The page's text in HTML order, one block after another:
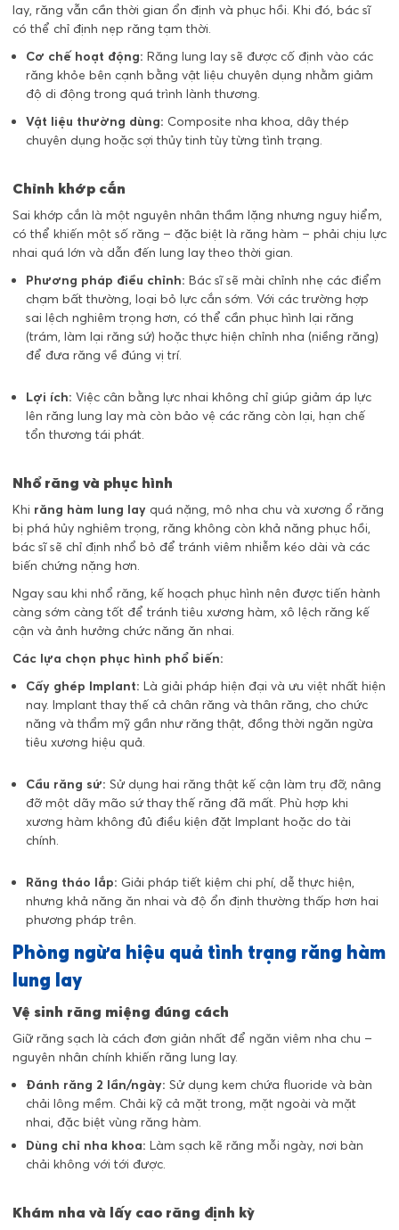
lay, răng vẫn cần thời gian ổn định và phục hồi. Khi đó, bác sĩ
có thể chỉ định nẹp răng tạm thời.
Cơ chế hoạt động: Răng lung lay sẽ được cố định vào các
răng khỏe bên cạnh bằng vật liệu chuyên dụng nhằm giảm
độ di động trong quá trình lành thương.
Vật liệu thường dùng: Composite nha khoa, dây thép
chuyên dụng hoặc sợi thủy tinh tùy từng tình trạng.
Chỉnh khớp cắn
Sai khớp cắn là một nguyên nhân thầm lặng nhưng nguy hiểm,
có thể khiến một số răng – đặc biệt là răng hàm – phải chịu lực
nhai quá lớn và dẫn đến lung lay theo thời gian.
Phương pháp điều chỉnh: Bác sĩ sẽ mài chỉnh nhẹ các điểm
chạm bất thường, loại bỏ lực cắn sớm. Với các trường hợp
sai lệch nghiêm trọng hơn, có thể cần phục hình lại răng
(trám, làm lại răng sứ) hoặc thực hiện chỉnh nha (niềng răng)
để đưa răng về đúng vị trí.
Lợi ích: Việc cân bằng lực nhai không chỉ giúp giảm áp lực
lên răng lung lay mà còn bảo vệ các răng còn lại, hạn chế
tổn thương tái phát.
Nhổ răng và phục hình
Khi răng hàm lung lay quá nặng, mô nha chu và xương ổ răng
bị phá hủy nghiêm trọng, răng không còn khả năng phục hồi,
bác sĩ sẽ chỉ định nhổ bỏ để tránh viêm nhiễm kéo dài và các
biến chứng nặng hơn.
Ngay sau khi nhổ răng, kế hoạch phục hình nên được tiến hành
càng sớm càng tốt để tránh tiêu xương hàm, xô lệch răng kế
cận và ảnh hưởng chức năng ăn nhai.
Các lựa chọn phục hình phổ biến:
Cấy ghép Implant: Là giải pháp hiện đại và ưu việt nhất hiện
nay. Implant thay thế cả chân răng và thân răng, cho chức
năng và thẩm mỹ gần như răng thật, đồng thời ngăn ngừa
tiêu xương hiệu quả.
Cầu răng sứ: Sử dụng hai răng thật kế cận làm trụ đỡ, nâng
đỡ một dãy mão sứ thay thế răng đã mất. Phù hợp khi
xương hàm không đủ điều kiện đặt Implant hoặc do tài
chính.
Răng tháo lắp: Giải pháp tiết kiệm chi phí, dễ thực hiện,
nhưng khả năng ăn nhai và độ ổn định thường thấp hơn hai
phương pháp trên.
Phòng ngừa hiệu quả tình trạng răng hàm
lung lay
Vệ sinh răng miệng đúng cách
Giữ răng sạch là cách đơn giản nhất để ngăn viêm nha chu –
nguyên nhân chính khiến răng lung lay.
Đánh răng 2 lần/ngày: Sử dụng kem chứa fluoride và bàn
chải lông mềm. Chải kỹ cả mặt trong, mặt ngoài và mặt
nhai, đặc biệt vùng răng hàm.
Dùng chỉ nha khoa: Làm sạch kẽ răng mỗi ngày, nơi bàn
chải không với tới được.
Khám nha và lấy cao răng định kỳ